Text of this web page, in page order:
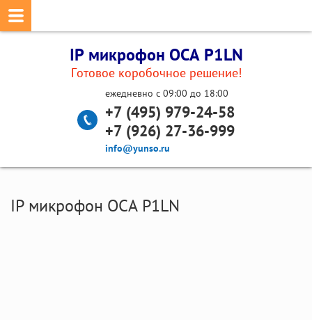
IP микрофон ОСА P1LN
Готовое коробочное решение!
ежедневно с 09:00 до 18:00
+7 (495) 979-24-58
+7 (926) 27-36-999
info@yunso.ru
IP микрофон ОСА P1LN